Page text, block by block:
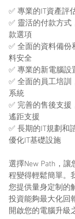
✅ 專業的IT資產評
✅ 靈活的付款方
款選項
✅ 全面的資料備
料安全
✅ 專業的新電腦設
✅ 全面的員工培
系統
✅ 完善的售後支
遙距支援
✅ 長期的IT規劃和
優化IT基礎設施
選擇New Path，
程變得輕鬆簡單。
您提供量身定制的
投資能夠最大化回
開啟您的電腦升級